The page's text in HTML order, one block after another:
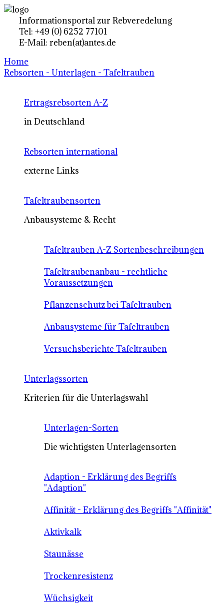
Informationsportal zur Rebveredelung
Tel: +49 (0) 6252 77101
E-Mail: reben(at)antes.de
Home
Rebsorten - Unterlagen - Tafeltrauben
Ertragsrebsorten A-Z
in Deutschland
Rebsorten international
externe Links
Tafeltraubensorten
Anbausysteme & Recht
Tafeltrauben A-Z Sortenbeschreibungen
Tafeltraubenanbau - rechtliche
Voraussetzungen
Pflanzenschutz bei Tafeltrauben
Anbausysteme für Tafeltrauben
Versuchsberichte Tafeltrauben
Unterlagssorten
Kriterien für die Unterlagswahl
Unterlagen-Sorten
Die wichtigsten Unterlagensorten
Adaption - Erklärung des Begriffs
"Adaption"
Affinität - Erklärung des Begriffs "Affinität"
Aktivkalk
Staunässe
Trockenresistenz
Wüchsigkeit